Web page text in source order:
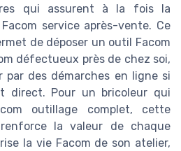
qui assurent à la fois la
service après-vente. Ce
de déposer un outil Facom
défectueux près de chez soi,
par des démarches en ligne si
direct. Pour un bricoleur qui
outillage complet, cette
la valeur de chaque
la vie Facom de son atelier,